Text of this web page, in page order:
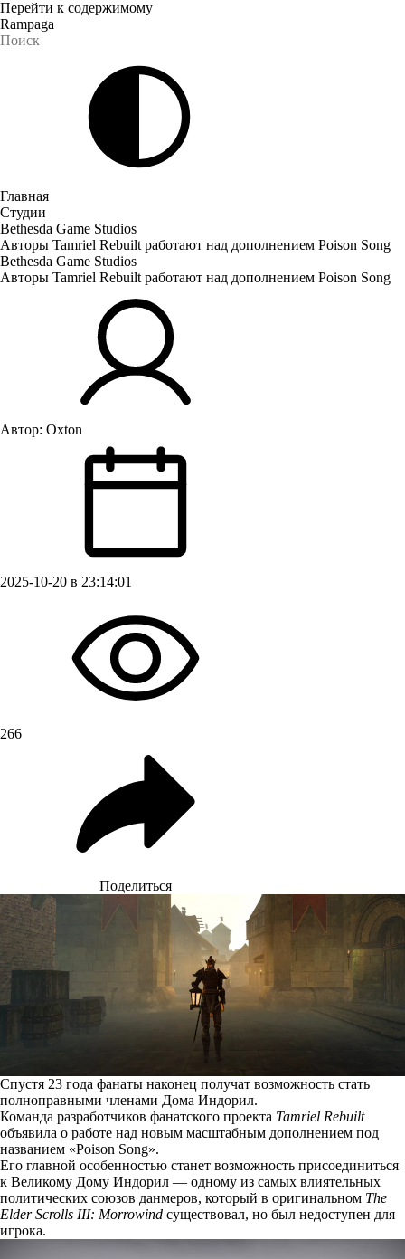
Перейти к содержимому
Rampaga
Главная
Студии
Bethesda Game Studios
Авторы Tamriel Rebuilt работают над дополнением Poison Song
Bethesda Game Studios
Авторы Tamriel Rebuilt работают над дополнением Poison Song
Автор: Oxton
2025-10-20 в 23:14:01
266
Поделиться
Спустя 23 года фанаты наконец получат возможность стать
полноправными членами Дома Индорил.
Команда разработчиков фанатского проекта Tamriel Rebuilt
объявила о работе над новым масштабным дополнением под
названием «Poison Song».
Его главной особенностью станет возможность присоединиться
к Великому Дому Индорил — одному из самых влиятельных
политических союзов данмеров, который в оригинальном The
Elder Scrolls III: Morrowind существовал, но был недоступен для
игрока.